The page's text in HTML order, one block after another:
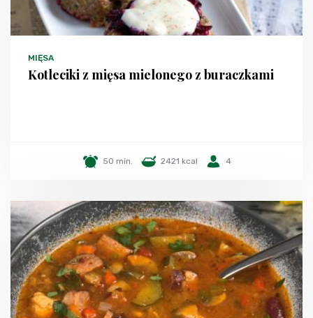
MIĘSA
Kotleciki z mięsa mielonego z buraczkami
50 min. 2421 kcal 4